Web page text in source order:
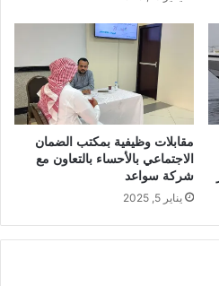
مقابلات وظيفية بمكتب الضمان
الاجتماعي بالأحساء بالتعاون مع
شركة سواعد
يناير 5, 2025